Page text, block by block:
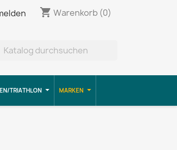
shopping_cart Warenkorb (0)
TRIATHLON MARKEN